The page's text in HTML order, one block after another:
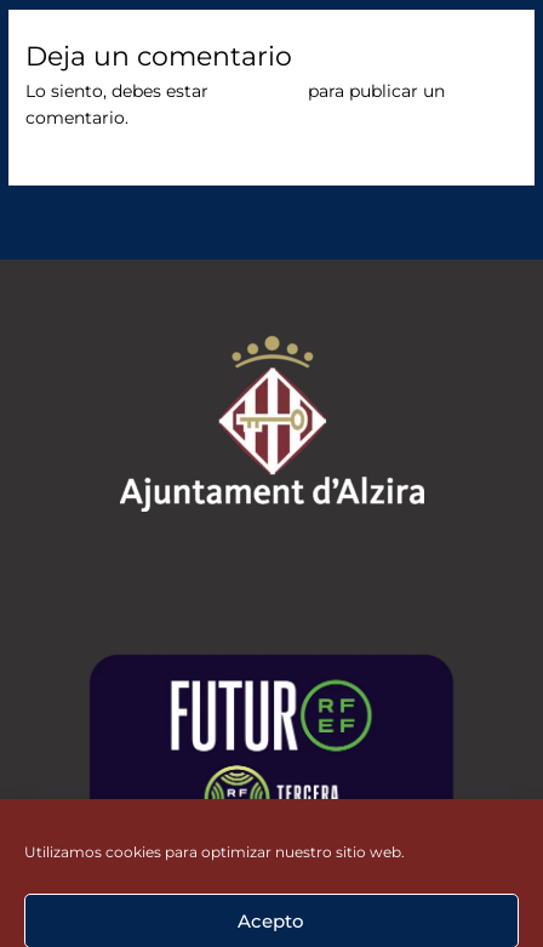
Utilizamos cookies para optimizar nuestro sitio web.
Acepto
b
o
r
Deja un comentario
Lo siento, debes estar
para publicar un
comentario.